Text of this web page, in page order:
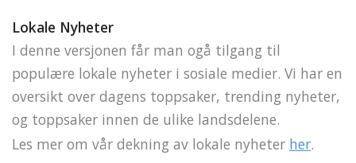
Lokale Nyheter
I denne versjonen får man ogå tilgang til
populære lokale nyheter i sosiale medier. Vi har en
oversikt over dagens toppsaker, trending nyheter,
og toppsaker innen de ulike landsdelene.
Les mer om vår dekning av lokale nyheter her.